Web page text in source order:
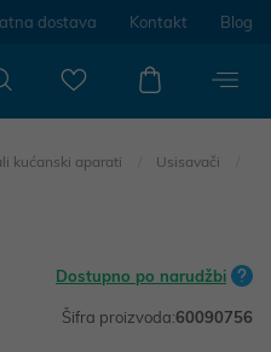
dostava Kontakt Blog
kućanski aparati Usisavači
Dostupno po narudžbi
Šifra proizvoda:60090756